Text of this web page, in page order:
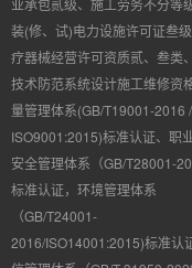
业承包贰级、施工劳务不分等
装(修、试)电力设施许可证叁
疗器械经营许可资质贰、叁类
技术防范系统设计施工维修资
量管理体系(GB/T19001-2016 /
ISO9001:2015)标准认证、职
安全管理体系（GB/T28001-
标准认证，环境管理体系
（GB/T24001-
2016/ISO14001:2015)标准认